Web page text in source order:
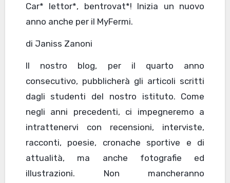
Car* lettor*, bentrovat*! Inizia un nuovo
anno anche per il MyFermi.
di Janiss Zanoni
Il nostro blog, per il quarto anno
consecutivo, pubblicherà gli articoli scritti
dagli studenti del nostro istituto. Come
negli anni precedenti, ci impegneremo a
intrattenervi con recensioni, interviste,
racconti, poesie, cronache sportive e di
attualità, ma anche fotografie ed
illustrazioni. Non mancheranno